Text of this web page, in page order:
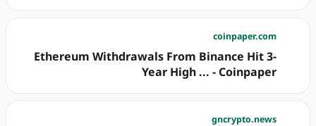
coinpaper.com
Ethereum Withdrawals From Binance Hit 3-
Year High ... - Coinpaper
gncrypto.news